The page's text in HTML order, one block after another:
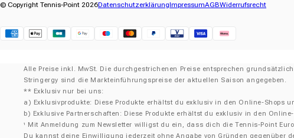
© Copyright Tennis-Point 2026DatenschutzerklärungImpressumAGBWiderrufsrecht
Alle Preise inkl. MwSt. Die durchgestrichenen Preise entsprechen
Stringergy sind die Markteinführungspreise der aktuellen Saison angegeben.
** Exklusiv nur bei uns:
a) Exklusivprodukte: Diese Produkte erhältst du exklusiv in den Online-Shops
b) Exklusive Partnerschaften: Diese Produkte erhältst du exklusiv in den
¹
Mit Anmeldung zum Newsletter willigst du ein, dass dich die Tennis-Point
Du kannst deine Einwilligung jederzeit ohne Angabe von Gründen gegenüber